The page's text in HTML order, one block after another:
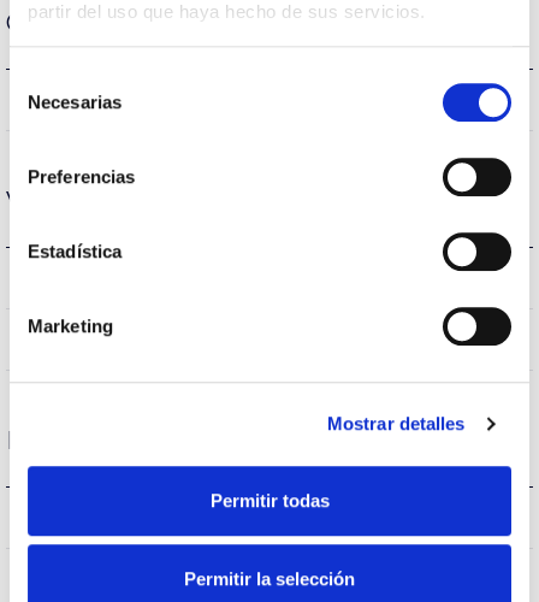
partir del uso que haya hecho de sus servicios.
Necesarias
Preferencias
Estadística
Marketing
Mostrar detalles
Permitir todas
Permitir la selección
Carcaça e Acabamento
Índice de estanqueidade IP IP20
Vida
Proteções